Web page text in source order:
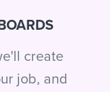
create
job, and